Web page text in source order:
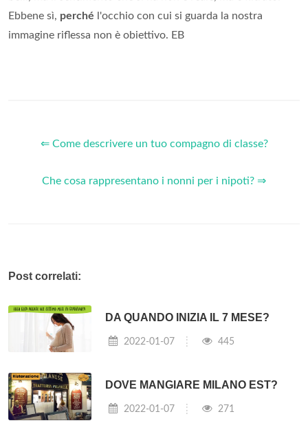
Ebbene sì, perché l'occhio con cui si guarda la nostra
immagine riflessa non è obiettivo. EB
⇐ Come descrivere un tuo compagno di classe?
Che cosa rappresentano i nonni per i nipoti? ⇒
Post correlati:
DA QUANDO INIZIA IL 7 MESE?
2022-01-07 445
DOVE MANGIARE MILANO EST?
2022-01-07 271